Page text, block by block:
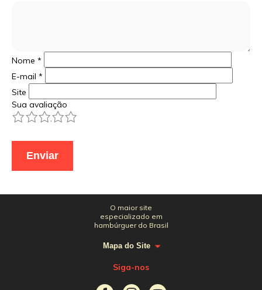
Nome *
E-mail *
Site
Sua avaliação
5
4
3
2
O maior site
especializado em
hambúrguer do Brasil
Mapa do Site
Siga-nos